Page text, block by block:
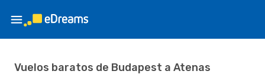
Vuelos baratos de Budapest a Atenas